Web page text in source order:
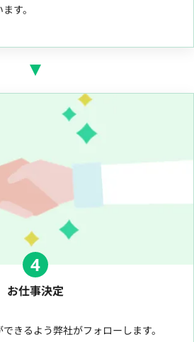
す。
4
お仕事決定
きるよう弊社がフォローします。